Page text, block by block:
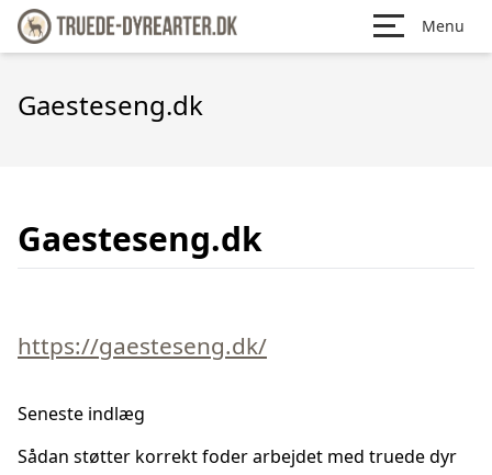
Menu
Gaesteseng.dk
Gaesteseng.dk
https://gaesteseng.dk/
Seneste indlæg
Sådan støtter korrekt foder arbejdet med truede dyr